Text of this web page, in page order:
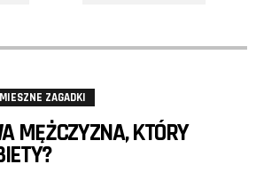
ZAGADKI
MĘŻCZYZNA, KTÓRY